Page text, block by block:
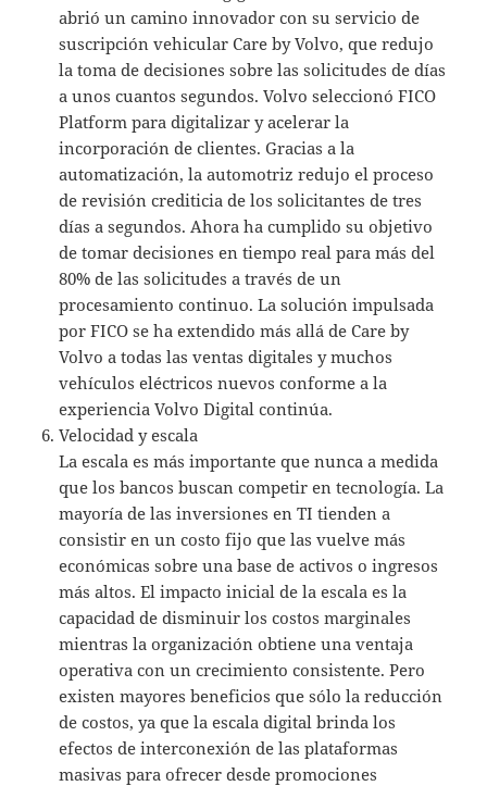
abrió un camino innovador con su servicio de
suscripción vehicular Care by Volvo, que redujo
la toma de decisiones sobre las solicitudes de días
a unos cuantos segundos. Volvo seleccionó FICO
Platform para digitalizar y acelerar la
incorporación de clientes. Gracias a la
automatización, la automotriz redujo el proceso
de revisión crediticia de los solicitantes de tres
días a segundos. Ahora ha cumplido su objetivo
de tomar decisiones en tiempo real para más del
80% de las solicitudes a través de un
procesamiento continuo. La solución impulsada
por FICO se ha extendido más allá de Care by
Volvo a todas las ventas digitales y muchos
vehículos eléctricos nuevos conforme a la
experiencia Volvo Digital continúa.
Velocidad y escala
La escala es más importante que nunca a medida
que los bancos buscan competir en tecnología. La
mayoría de las inversiones en TI tienden a
consistir en un costo fijo que las vuelve más
económicas sobre una base de activos o ingresos
más altos. El impacto inicial de la escala es la
capacidad de disminuir los costos marginales
mientras la organización obtiene una ventaja
operativa con un crecimiento consistente. Pero
existen mayores beneficios que sólo la reducción
de costos, ya que la escala digital brinda los
efectos de interconexión de las plataformas
masivas para ofrecer desde promociones